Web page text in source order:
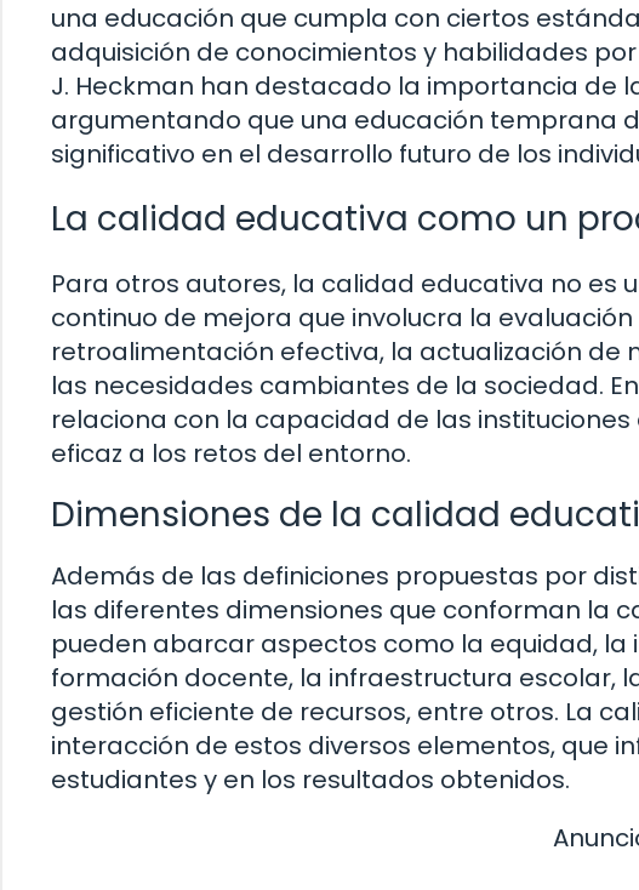
una educación que cumpla con ciertos
adquisición de conocimientos y habilidades
J. Heckman han destacado la importancia de
argumentando que una educación temprana
significativo en el desarrollo futuro de los
La calidad educativa como un
Para otros autores, la calidad educativa no es
continuo de mejora que involucra la
retroalimentación efectiva, la actualización
las necesidades cambiantes de la sociedad.
relaciona con la capacidad de las
eficaz a los retos del entorno.
Dimensiones de la calidad
Además de las definiciones propuestas por
las diferentes dimensiones que conforman la
pueden abarcar aspectos como la equidad, la
formación docente, la infraestructura escolar,
gestión eficiente de recursos, entre otros. La
interacción de estos diversos elementos, que
estudiantes y en los resultados obtenidos.